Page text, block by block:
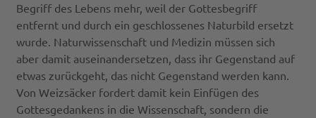
Begriff des Lebens mehr, weil der Gottesbegriff
entfernt und durch ein geschlossenes Naturbild ersetzt
wurde. Naturwissenschaft und Medizin müssen sich
aber damit auseinandersetzen, dass ihr Gegenstand auf
etwas zurückgeht, das nicht Gegenstand werden kann.
Von Weizsäcker fordert damit kein Einfügen des
Gottesgedankens in die Wissenschaft, sondern die